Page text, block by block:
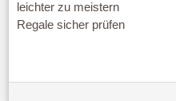
leichter zu meistern
Regale sicher prüfen